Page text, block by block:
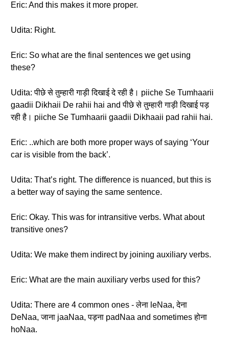
Eric: And this makes it more proper.
Udita: Right.
Eric: So what are the final sentences we get using
these?
Udita: पीछे से तुम्हारी गाड़ी दिखाई दे रही है। piiche Se Tumhaarii
gaadii Dikhaii De rahii hai and पीछे से तुम्हारी गाड़ी दिखाई पड़
रही है। piiche Se Tumhaarii gaadii Dikhaaii pad rahii hai.
Eric: ..which are both more proper ways of saying ‘Your
car is visible from the back’.
Udita: That’s right. The difference is nuanced, but this is
a better way of saying the same sentence.
Eric: Okay. This was for intransitive verbs. What about
transitive ones?
Udita: We make them indirect by joining auxiliary verbs.
Eric: What are the main auxiliary verbs used for this?
Udita: There are 4 common ones - लेना leNaa, देना
DeNaa, जाना jaaNaa, पड़ना padNaa and sometimes होना
hoNaa.